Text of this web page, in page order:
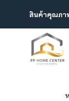
สินค้าคุณภา